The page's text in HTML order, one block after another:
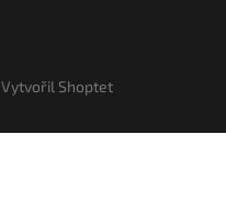
Vytvořil Shoptet